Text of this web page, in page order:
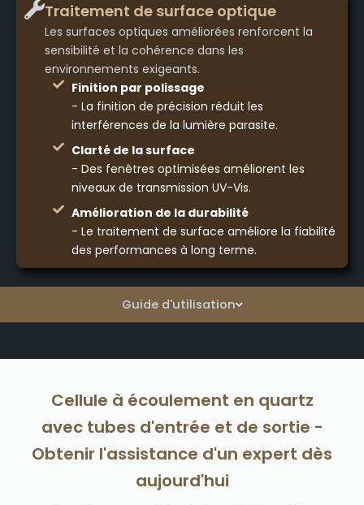
Guide d'utilisation
Traitement de surface optique
Les surfaces optiques améliorées renforcent la
sensibilité et la cohérence dans les
environnements exigeants.
Finition par polissage
- La finition de précision réduit les
interférences de la lumière parasite.
Clarté de la surface
- Des fenêtres optimisées améliorent les
niveaux de transmission UV-Vis.
Amélioration de la durabilité
- Le traitement de surface améliore la fiabilité
des performances à long terme.
Cellule à écoulement en quartz
avec tubes d'entrée et de sortie -
Obtenir l'assistance d'un expert dès
aujourd'hui